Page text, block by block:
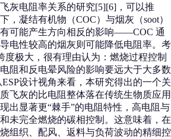
灰电阻率关系的研究[5][6]，可以推
，凝结有机物（COC）与烟灰（soot）
可能产生方向相反的影响——COC 通
电性较高的烟灰则可能降低电阻率。考
度极大，很有理由认为：燃烧过程控制
阻和反电晕风险的影响要远大于大多数
设计视角来看，本研究得出的一个关
飞灰的比电阻整体落在传统生物质应用
出显著更“棘手”的电阻特性，高电阻与
未完全燃烧的碳相控制。这意味着，在
组织、配风、返料与负荷波动的精细控